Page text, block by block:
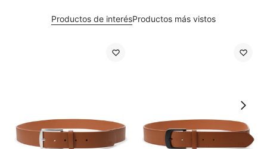
Productos de interésProductos más vistos